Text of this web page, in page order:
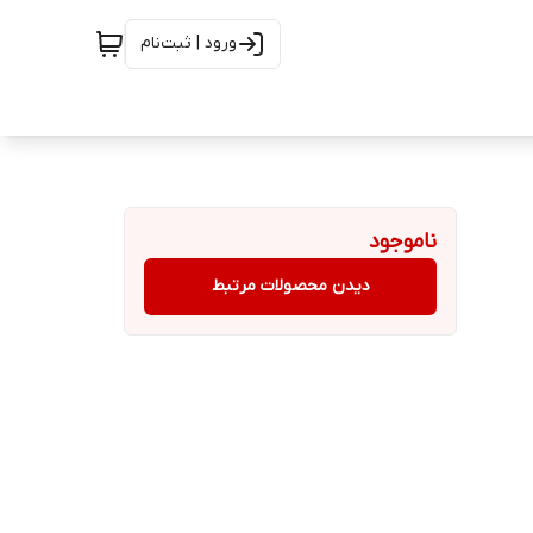
ورود | ثبت‌نام
ناموجود
دیدن محصولات مرتبط